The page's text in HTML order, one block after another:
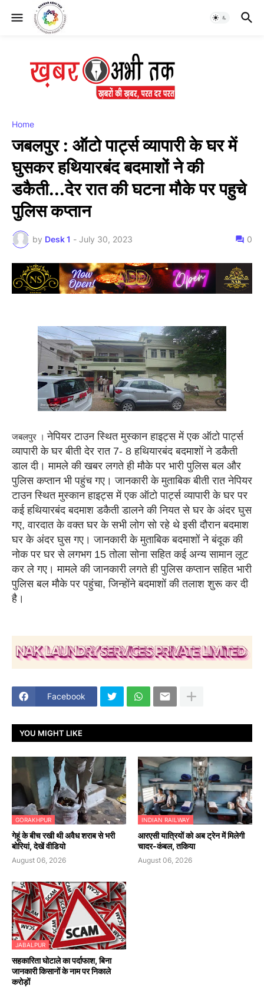
Home
जबलपुर : ऑटो पार्ट्स व्यापारी के घर में
घुसकर हथियारबंद बदमाशों ने की
डकैती...देर रात की घटना मौके पर पहुचे
पुलिस कप्तान
by Desk 1 - July 30, 2023 0
जबलपुर ।नेपियर टाउन स्थित मुस्कान हाइट्स में एक ऑटो पार्ट्स
व्यापारी के घर बीती देर रात 7- 8 हथियारबंद बदमाशों ने डकैती
डाल दी। मामले की खबर लगते ही मौके पर भारी पुलिस बल और
पुलिस कप्तान भी पहुंच गए। जानकारी के मुताबिक बीती रात नेपियर
टाउन स्थित मुस्कान हाइट्स में एक ऑटो पार्ट्स व्यापारी के घर पर
कई हथियारबंद बदमाश डकैती डालने की नियत से घर के अंदर घुस
गए, वारदात के वक्त घर के सभी लोग सो रहे थे इसी दौरान बदमाश
घर के अंदर घुस गए। जानकारी के मुताबिक बदमाशों ने बंदूक की
नोक पर घर से लगभग 15 तोला सोना सहित कई अन्य सामान लूट
कर ले गए। मामले की जानकारी लगते ही पुलिस कप्तान सहित भारी
पुलिस बल मौके पर पहुंचा, जिन्होंने बदमाशों की तलाश शुरू कर दी
है।
Facebook
YOU MIGHT LIKE
GORAKHPUR
गेहूं के बीच रखी थी अवैध शराब से भरी
बोरियां, देखें वीडियो
August 06, 2026
INDIAN RAILWAY
आरएसी यात्रियों को अब ट्रेन में मिलेगी
चादर-कंबल, तकिया
August 06, 2026
JABALPUR
सहकारिता घोटाले का पर्दाफाश, बिना
जानकारी किसानों के नाम पर निकाले
करोड़ों